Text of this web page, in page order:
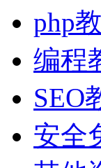
php
编程
SEO
安全